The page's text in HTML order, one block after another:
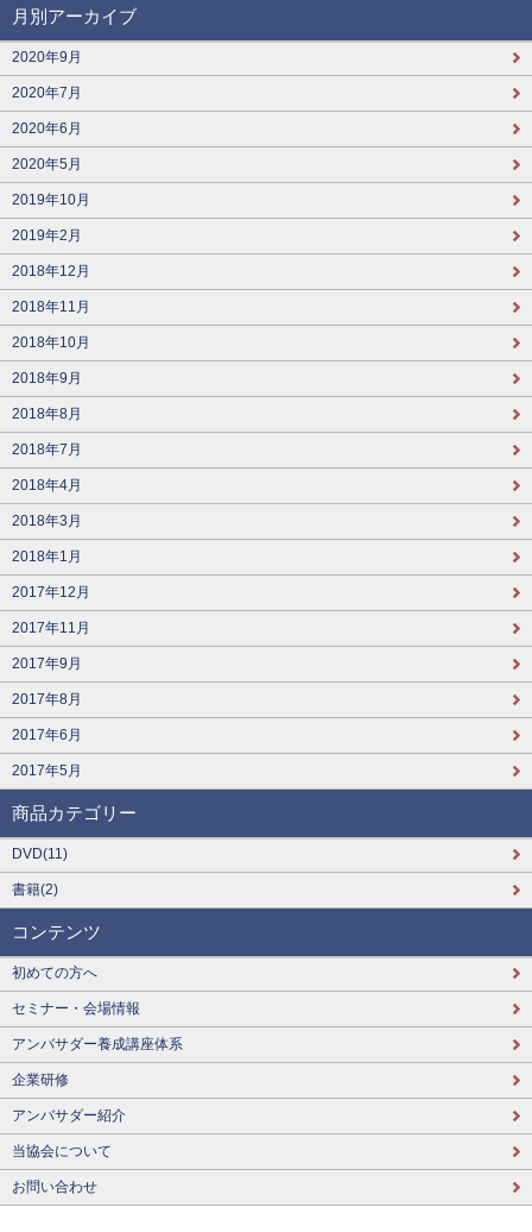
月別アーカイブ
2020年9月
2020年7月
2020年6月
2020年5月
2019年10月
2019年2月
2018年12月
2018年11月
2018年10月
2018年9月
2018年8月
2018年7月
2018年4月
2018年3月
2018年1月
2017年12月
2017年11月
2017年9月
2017年8月
2017年6月
2017年5月
商品カテゴリー
DVD(11)
書籍(2)
コンテンツ
初めての方へ
セミナー・会場情報
アンバサダー養成講座体系
企業研修
アンバサダー紹介
当協会について
お問い合わせ